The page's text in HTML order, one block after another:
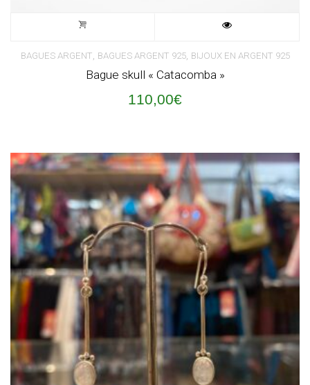
BAGUES ARGENT, BAGUES ARGENT 925, BIJOUX EN ARGENT 925
Bague skull « Catacomba »
110,00€